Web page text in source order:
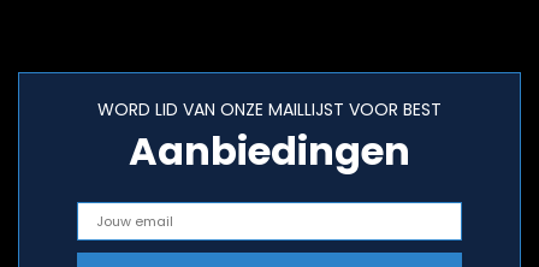
WORD LID VAN ONZE MAILLIJST VOOR BEST
Aanbiedingen